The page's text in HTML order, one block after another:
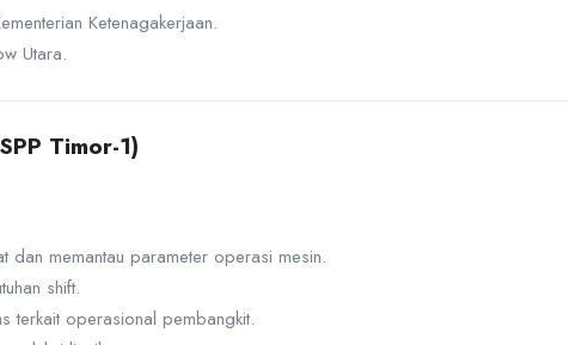
Ketenagakerjaan.
Utara.
Timor-1)
memantau parameter operasi mesin.
shift.
terkait operasional pembangkit.